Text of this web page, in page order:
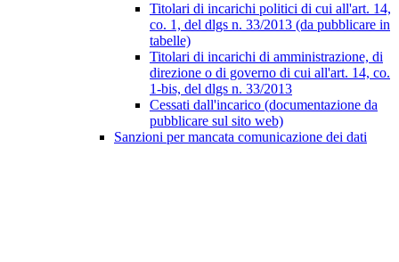
Titolari di incarichi politici di cui all'art. 14,
co. 1, del dlgs n. 33/2013 (da pubblicare in
tabelle)
Titolari di incarichi di amministrazione, di
direzione o di governo di cui all'art. 14, co.
1-bis, del dlgs n. 33/2013
Cessati dall'incarico (documentazione da
pubblicare sul sito web)
Sanzioni per mancata comunicazione dei dati